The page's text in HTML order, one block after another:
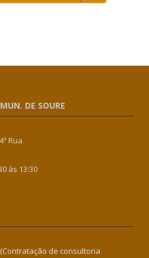
DE SOURE
Rua
às 13:30
(Contratação de consultoria